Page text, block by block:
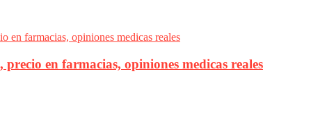
en farmacias, opiniones medicas reales